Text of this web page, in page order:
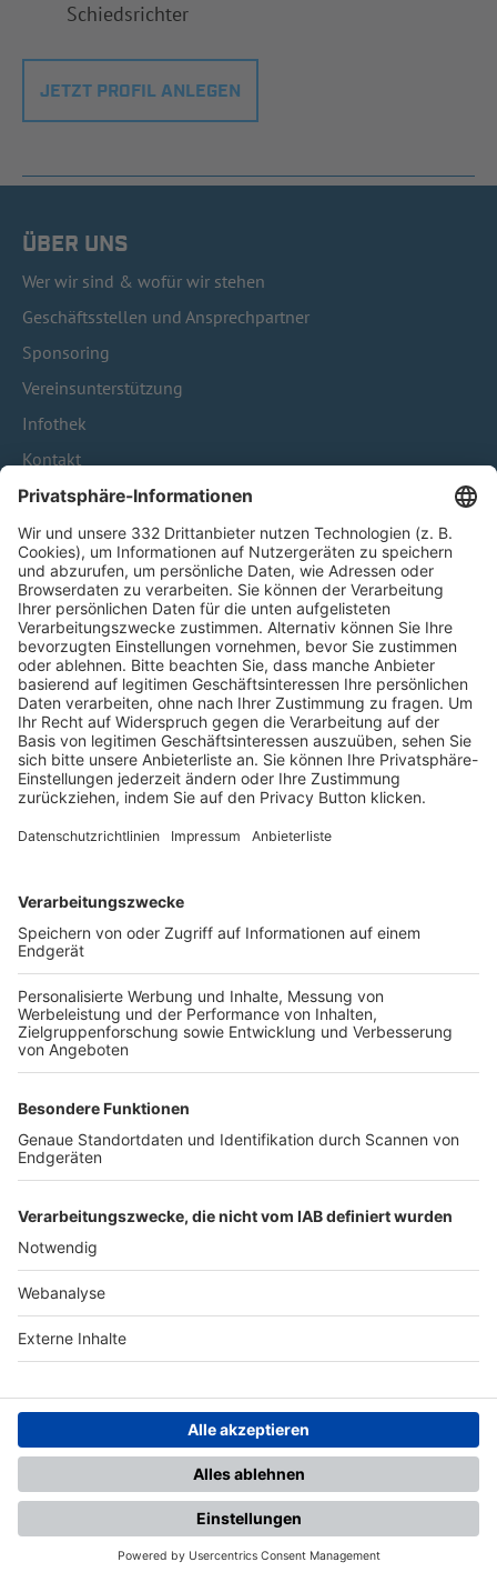
Schiedsrichter
JETZT PROFIL ANLEGEN
ÜBER UNS
Wer wir sind & wofür wir stehen
Geschäftsstellen und Ansprechpartner
Sponsoring
Vereinsunterstützung
Infothek
Kontakt
HÄUFIG BESUCHTE SEITEN
Pässe und Vereinswechsel
Trainerausbildung
Schulungsangebot Vereinsmitarbeiter
BFV-Geschäftsstellen
Trainerbörse
Login SpielPlus
FOLGE DEM BFV
TOP-VEREINE
TOP-PARTNER
Nutzungsbedingungen Datenschutz Impressum